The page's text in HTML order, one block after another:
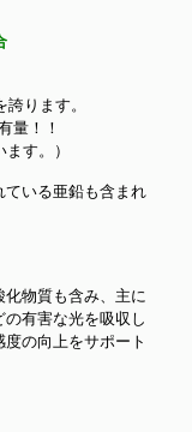
ります。
量！！
す。）
いる亜鉛も含まれ
化物質も含み、主に
有害な光を吸収し
の向上をサポート